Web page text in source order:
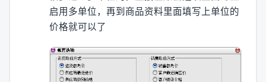
启用多单位，再到商品资料里面填写上单位的
价格就可以了